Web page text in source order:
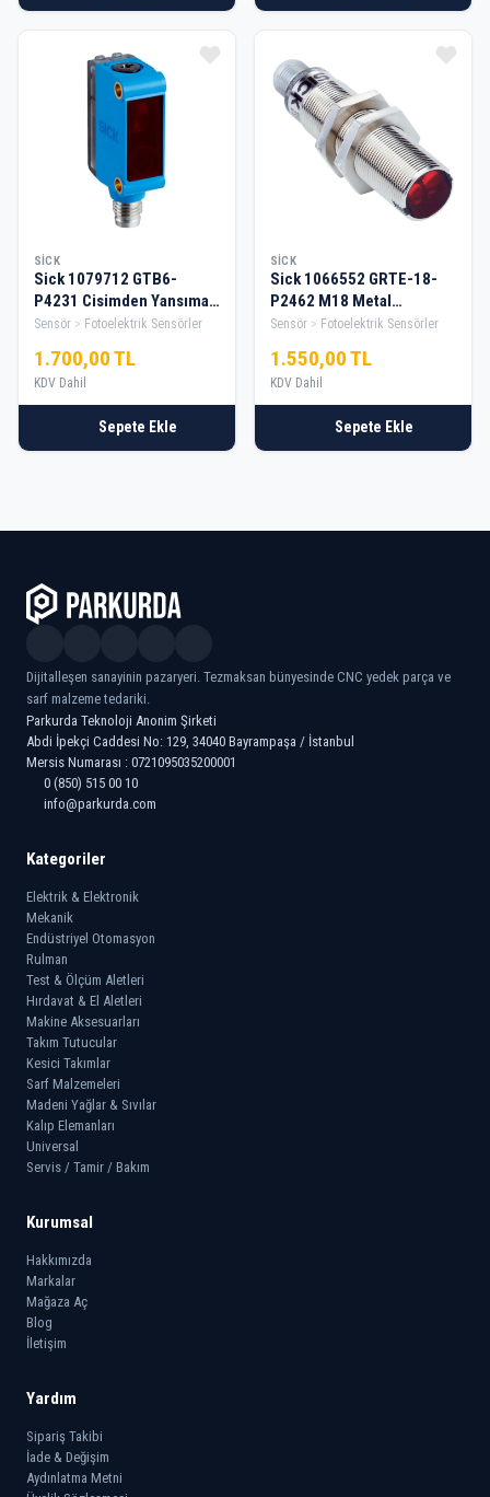
SICK
Sick 1079712 GTB6-
P4231 Cisimden Yansımalı
Kübik Soketli PNP M8
Sensör Fotoelektrik Sensörler
1.700,00 TL
KDV Dahil
Sepete Ekle
SICK
Sick 1066552 GRTE-18-
P2462 M18 Metal
Cisimden Yansımalı Pnp
Sensör Fotoelektrik Sensörler
1.550,00 TL
KDV Dahil
Sepete Ekle
Dijitalleşen sanayinin pazaryeri. Tezmaksan bünyesinde CNC yedek parça ve
sarf malzeme tedariki.
Parkurda Teknoloji Anonim Şirketi
Abdi İpekçi Caddesi No: 129, 34040 Bayrampaşa / İstanbul
Mersis Numarası : 0721095035200001
0 (850) 515 00 10
info@parkurda.com
Kategoriler
Elektrik & Elektronik
Mekanik
Endüstriyel Otomasyon
Rulman
Test & Ölçüm Aletleri
Hırdavat & El Aletleri
Makine Aksesuarları
Takım Tutucular
Kesici Takımlar
Sarf Malzemeleri
Madeni Yağlar & Sıvılar
Kalıp Elemanları
Universal
Servis / Tamir / Bakım
Kurumsal
Hakkımızda
Markalar
Mağaza Aç
Blog
İletişim
Yardım
Sipariş Takibi
İade & Değişim
Aydınlatma Metni